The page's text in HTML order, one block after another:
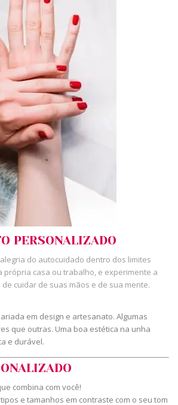
PERSONALIZADO
do autocuidado dentro dos limites
própria casa ou trabalho, e experimente a
cuidar de suas mãos e de sua mente.
em design e artesanato. Algumas
que outras. Uma boa estética na unha
e durável.
combina com você!
e tamanhos em contraste com o seu tom